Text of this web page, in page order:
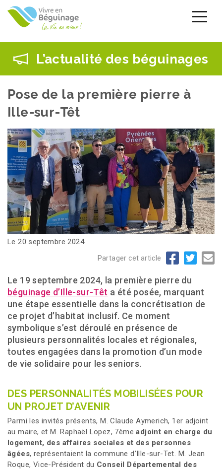
Aller
contenu
L’actualité des béguinages
Pose de la première pierre à
Ille-sur-Têt
Le 20 septembre 2024
Partager cet article
Le 19 septembre 2024, la première pierre du
béguinage d’Ille-sur-Têt a été posée, marquant
une étape essentielle dans la concrétisation de
ce projet d’habitat inclusif. Ce moment
symbolique s’est déroulé en présence de
plusieurs personnalités locales et régionales,
toutes engagées dans la promotion d’un mode
de vie solidaire pour les seniors.
DES PERSONNALITÉS MOBILISÉES POUR
UN PROJET D’AVENIR
Parmi les invités présents, M. Claude Aymerich, 1er adjoint
au maire, et M. Raphaël Lopez, 7èmeadjoint en charge du
logement, des affaires sociales et des personnes
âgées, représentaient la commune d’Ille-sur-Tet. M. Jean
Roque, Vice-Président du Conseil Départemental des